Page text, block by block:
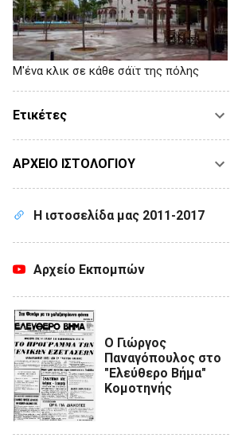
Μ'ένα κλικ σε κάθε σάϊτ της πόλης
Ετικέτες
ΑΡΧΕΙΟ ΙΣΤΟΛΟΓΙΟΥ
Η ιστοσελίδα μας 2011-2017
Αρχείο Εκπομπών
Ο Γιώργος
Παναγόπουλος στο
"Ελεύθερο Βήμα"
Κομοτηνής